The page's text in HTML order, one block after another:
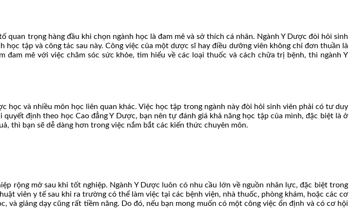
quan trọng hàng đầu khi chọn ngành học là đam mê và sở thích cá nhân. Ngành Y Dược đòi hỏi sinh
tập và công tác sau này. Công việc của một dược sĩ hay điều dưỡng viên không chỉ đơn thuần là
mê với việc chăm sóc sức khỏe, tìm hiểu về các loại thuốc và cách chữa trị bệnh, thì ngành Y
và nhiều môn học liên quan khác. Việc học tập trong ngành này đòi hỏi sinh viên phải có tư duy
định theo học Cao đẳng Y Dược, bạn nên tự đánh giá khả năng học tập của mình, đặc biệt là ở
thì bạn sẽ dễ dàng hơn trong việc nắm bắt các kiến thức chuyên môn.
rộng mở sau khi tốt nghiệp. Ngành Y Dược luôn có nhu cầu lớn về nguồn nhân lực, đặc biệt trong
viên y tế sau khi ra trường có thể làm việc tại các bệnh viện, nhà thuốc, phòng khám, hoặc các cơ
giảng dạy cũng rất tiềm năng. Do đó, nếu bạn mong muốn có một công việc ổn định và có cơ hội